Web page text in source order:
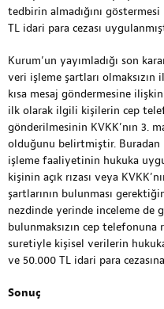
tedbirin almadığını
TL idari para cezası
Kurum’un yayımladığı son
veri işleme şartları
kısa mesaj göndermesine
ilk olarak ilgili kişilerin cep
gönderilmesinin KVKK’nın 3.
olduğunu belirtmiştir. Buradan
işleme faaliyetinin hukuka
kişinin açık rızası veya
şartlarının bulunması
nezdinde yerinde inceleme de
bulunmaksızın cep telefonuna
suretiyle kişisel verilerin
ve 50.000 TL idari para
Sonuç